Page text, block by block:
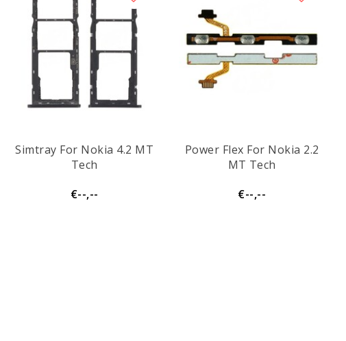
Simtray For Nokia 4.2 MT
Tech
€--,--
Power Flex For Nokia 2.2
MT Tech
€--,--